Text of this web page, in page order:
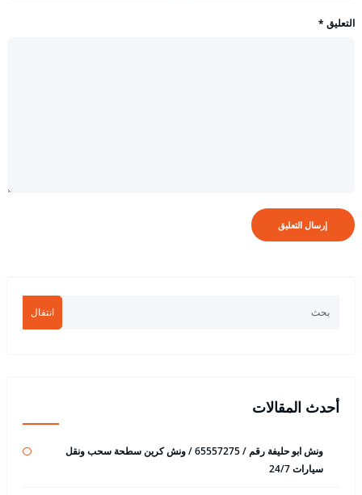
التعليق *
انتقال
أحدث المقالات
ونش ابو حليفة رقم / 65557275 / ونش كرين سطحة سحب ونقل
سيارات 24/7